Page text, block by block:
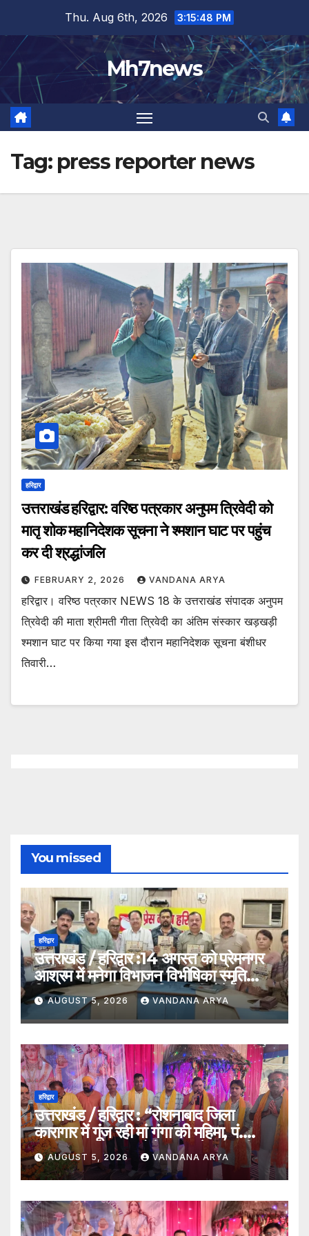
content
Thu. Aug 6th, 2026 3:15:49 PM
Mh7news
Tag: press reporter news
हरिद्वार
उत्तराखंड हरिद्वार: वरिष्ठ पत्रकार अनुपम त्रिवेदी को
मातृ शोक महानिदेशक सूचना ने श्मशान घाट पर पहुंच
कर दी श्रद्धांजलि
FEBRUARY 2, 2026 VANDANA ARYA
हरिद्वार। वरिष्ठ पत्रकार NEWS 18 के उत्तराखंड संपादक अनुपम
त्रिवेदी की माता श्रीमती गीता त्रिवेदी का अंतिम संस्कार खड़खड़ी
श्मशान घाट पर किया गया इस दौरान महानिदेशक सूचना बंशीधर
तिवारी…
You missed
हरिद्वार
उत्तराखंड / हरिद्वार :14 अगस्त को प्रेमनगर
आश्रम में मनेगा विभाजन विभीषिका स्मृति
दिवस, मुख्यमंत्री पुष्कर सिंह धामी होंगे मुख्य
अतिथि_देखे विडिओ !!
AUGUST 5, 2026 VANDANA ARYA
हरिद्वार
उत्तराखंड / हरिद्वार : “रोशनाबाद जिला
कारागार में गूंज रही मां गंगा की महिमा, पं.
संजय कृष्ण महाराज बोले – गंगा केवल नदी
नहीं, समस्त सृष्टि की जननी हैं”…
AUGUST 5, 2026 VANDANA ARYA